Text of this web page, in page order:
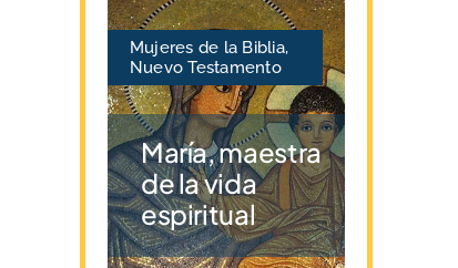
Mujeres de la Biblia,
Nuevo Testamento
María, maestra
de la vida
espiritual